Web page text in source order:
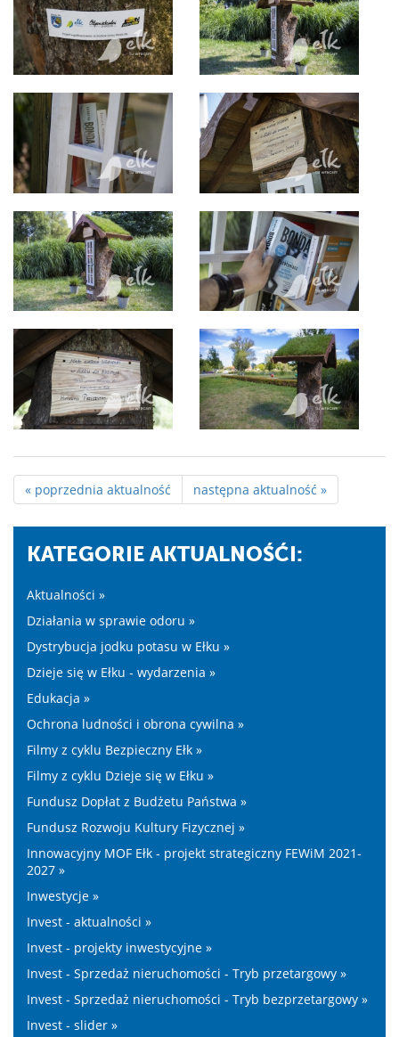
« poprzednia aktualność następna aktualność »
KATEGORIE AKTUALNOŚĆI:
Aktualności »
Działania w sprawie odoru »
Dystrybucja jodku potasu w Ełku »
Dzieje się w Ełku - wydarzenia »
Edukacja »
Ochrona ludności i obrona cywilna »
Filmy z cyklu Bezpieczny Ełk »
Filmy z cyklu Dzieje się w Ełku »
Fundusz Dopłat z Budżetu Państwa »
Fundusz Rozwoju Kultury Fizycznej »
Innowacyjny MOF Ełk - projekt strategiczny FEWiM 2021-
2027 »
Inwestycje »
Invest - aktualności »
Invest - projekty inwestycyjne »
Invest - Sprzedaż nieruchomości - Tryb przetargowy »
Invest - Sprzedaż nieruchomości - Tryb bezprzetargowy »
Invest - slider »